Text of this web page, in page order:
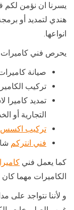
يسرنا ان نؤمن لكم
هندي لتمديد أو
انواعها.
يحرص فني كاميرات
صيانة
تركيب
تمديد
التجارية أو
تركيب اكسس
فني انتركم
كما يعمل فني
الكاميرات مهما
و لأننا نتواجد على